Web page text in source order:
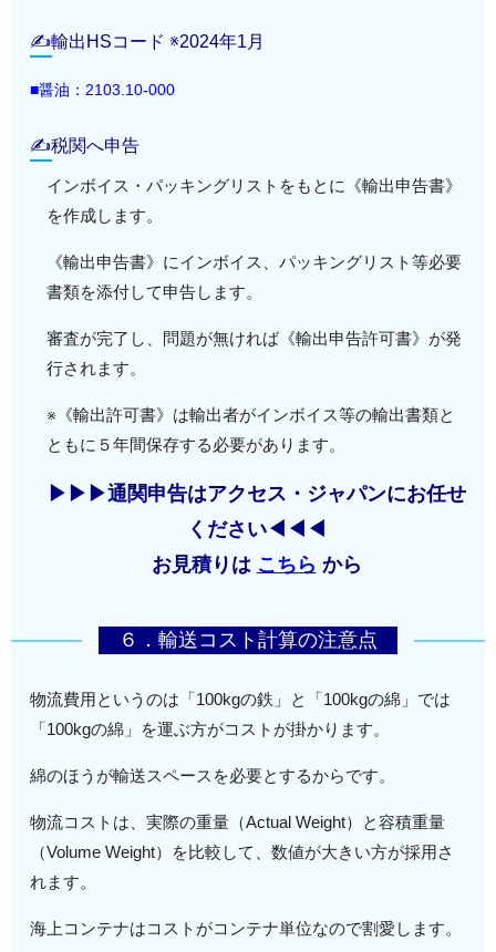
✍輸出HSコード ※2024年1月
■醤油：2103.10-000
✍税関へ申告
インボイス・パッキングリストをもとに《輸出申告書》
を作成します。
《輸出申告書》にインボイス、パッキングリスト等必要
書類を添付して申告します。
審査が完了し、問題が無ければ《輸出申告許可書》が発
行されます。
※《輸出許可書》は輸出者がインボイス等の輸出書類と
ともに５年間保存する必要があります。
▶▶▶通関申告はアクセス・ジャパンにお任せ
ください◀◀◀
お見積りは こちら から
６．輸送コスト計算の注意点
物流費用というのは「100kgの鉄」と「100kgの綿」では
「100kgの綿」を運ぶ方がコストが掛かります。
綿のほうが輸送スペースを必要とするからです。
物流コストは、実際の重量（Actual Weight）と容積重量
（Volume Weight）を比較して、数値が大きい方が採用さ
れます。
海上コンテナはコストがコンテナ単位なので割愛します。